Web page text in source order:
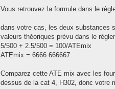
Vous retrouvez la formule dans le
dans votre cas, les deux substances
valeurs théoriques prévu dans le
5/500 + 2.5/500 = 100/ATEmix
ATEmix = 6666.666667...
Comparez cette ATE mix avec les
dessus de la cat 4, H302, donc votre